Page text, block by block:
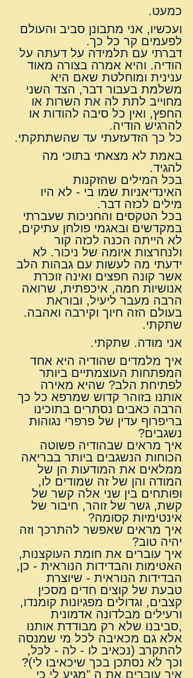
כמעט.
ועכשיו, אני מתבונן סביב והעולם
לפעמים קר כל כך.
דברתי עם תלמידה על דעתה על
הודיה. והיא אמרה בצורה מאוד
ענינית ומוחלטת שאם היא
משלמת בעבור דבר, הצד השני
מחוייב לתת לה את השרות או
החפץ, ואין כל סיבה להודות או
להרגיש הודיה.
כל כך הזדעזעתי עד שהשתתקתי.
באמת לא מצאתי בתוכי מה
להגיד.
בכל המילים שהזקנות
האינדיאניות שמו בי - לא היו
מילים לכזה דבר.
בכל הטקסים והחניכות שעברתי
במקדשים ובאגמי פולחן עתיקים,
לא הייתה הכנה לכזה קור
ולנחרצות איומה של ניכור. לא
ידעתי מה לעשות עם גבהות הלב
אשר קונה חפצים ואינה זוכרת
אנושיות חמה, איכפתית, שרואה
הרבה מעבר ליעיל, ובוראת
בעולם הזה חיוך וקירבה ואהבה.
שתקתי.
אני מודה. שתקתי.
איך מלמדים שהודיה היא אחד
המפתחות העוצמתיים ביותר
לפתיחת הלב? שהיא מאירה
אותנו בזוהר קדוש שמרפא כל כך
הרבה כאבים נסתרים בתוכינו
בריפרוף עדין של פרפרי נגוהות
נשגבים?
איך מראים שבהודיה פשוטה
הכוחות הנשגבים ביותר בבריאה
ממלאים את המודעות הן של
המודה והן של זה שמודים לו,
ופותחים בין שני אלה קשר של
קשת, גשר של זוהר, חיבור של
אינטימיות קסומה?
איך מראים שאפשר להתרכך וזה
יהיה טוב?
איך עוברים את חומת העוקצנות,
האטימות והבדידות הנוראית - כן,
הבדידות הנוראית - שיוצרת
טבעת של קוצים חדים מסכין
קצבים, וגדולים מפגיונות קומנדו,
ורעילים מבלדונה אדמונית
,סביבנו שלא רק מבודדת אותנו
אלא גם מכאיבה לכל מי שמנסה
להתקרב (נכאיב לו - לה - לכל,
וכך לא נסתכן בכך שיכאיבו לי)?
איך עוברים את ה "מגיע לי כי